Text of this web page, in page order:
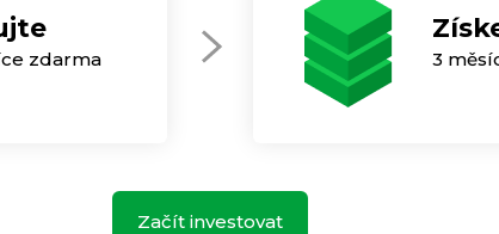
zdarma 3
Začít investovat